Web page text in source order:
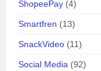
ShopeePay (4)
Smartfren (13)
SnackVideo (11)
Social Media (92)